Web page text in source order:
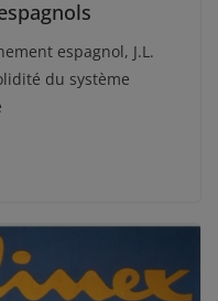
espagnol, J.L.
du système